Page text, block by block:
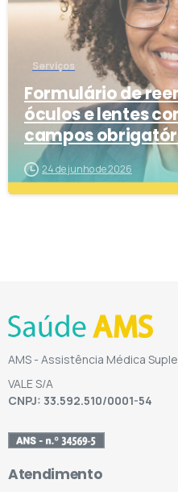
Serviços
Formulário de
óculos e lentes
campos
24 de junho de 2026
AMS - Assistência Médica
VALE S/A
CNPJ: 33.592.510/0001-54
Atendimento